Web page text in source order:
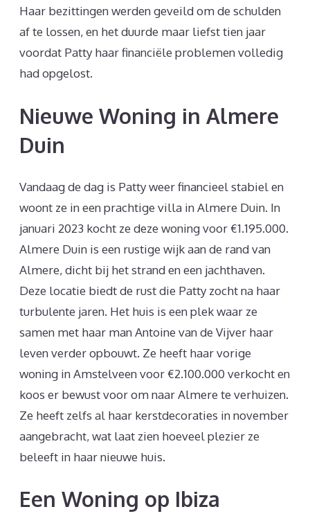
Haar bezittingen werden geveild om de schulden
af te lossen, en het duurde maar liefst tien jaar
voordat Patty haar financiële problemen volledig
had opgelost.
Nieuwe Woning in Almere
Duin
Vandaag de dag is Patty weer financieel stabiel en
woont ze in een prachtige villa in Almere Duin. In
januari 2023 kocht ze deze woning voor €1.195.000.
Almere Duin is een rustige wijk aan de rand van
Almere, dicht bij het strand en een jachthaven.
Deze locatie biedt de rust die Patty zocht na haar
turbulente jaren. Het huis is een plek waar ze
samen met haar man Antoine van de Vijver haar
leven verder opbouwt. Ze heeft haar vorige
woning in Amstelveen voor €2.100.000 verkocht en
koos er bewust voor om naar Almere te verhuizen.
Ze heeft zelfs al haar kerstdecoraties in november
aangebracht, wat laat zien hoeveel plezier ze
beleeft in haar nieuwe huis.
Een Woning op Ibiza